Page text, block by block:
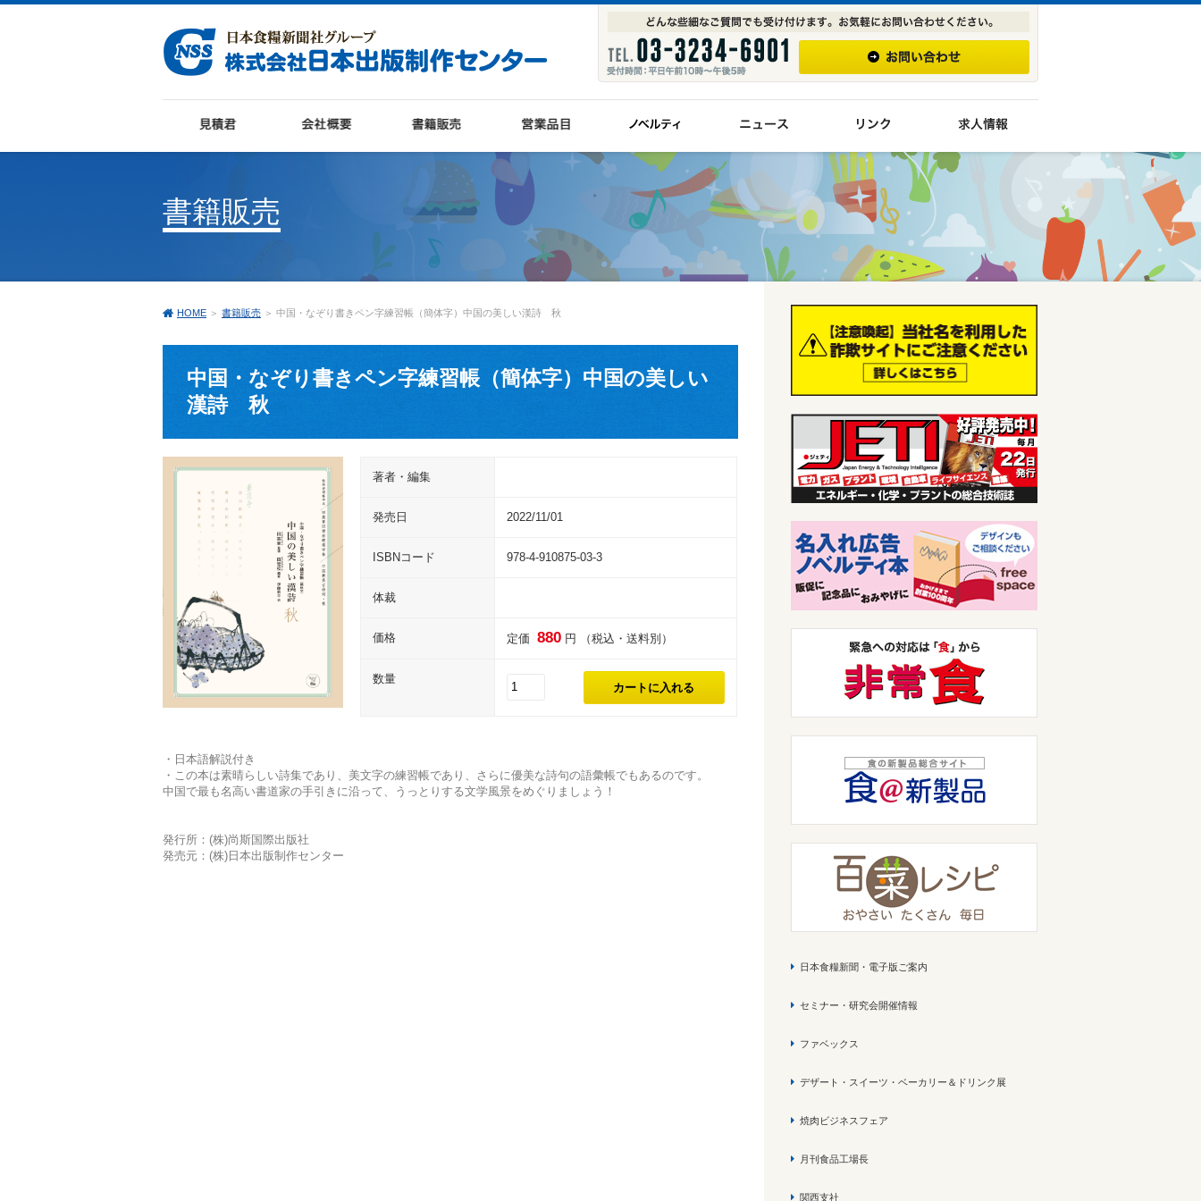
書籍販売
HOME ＞ 書籍販売 ＞ 中国・なぞり書きペン字練習帳（簡体字）中国の美しい漢詩 秋
中国・なぞり書きペン字練習帳（簡体字）中国の美しい
漢詩 秋
著者・編集
発売日 2022/11/01
ISBNコード 978-4-910875-03-3
体裁
価格 定価 880 円 （税込・送料別）
数量
・日本語解説付き
・この本は素晴らしい詩集であり、美文字の練習帳であり、さらに優美な詩句の語彙帳でもあるのです。
中国で最も名高い書道家の手引きに沿って、うっとりする文学風景をめぐりましょう！
発行所：(株)尚斯国際出版社
発売元：(株)日本出版制作センター
日本食糧新聞・電子版ご案内
セミナー・研究会開催情報
ファベックス
デザート・スイーツ・ベーカリー＆ドリンク展
焼肉ビジネスフェア
月刊食品工場長
関西支社